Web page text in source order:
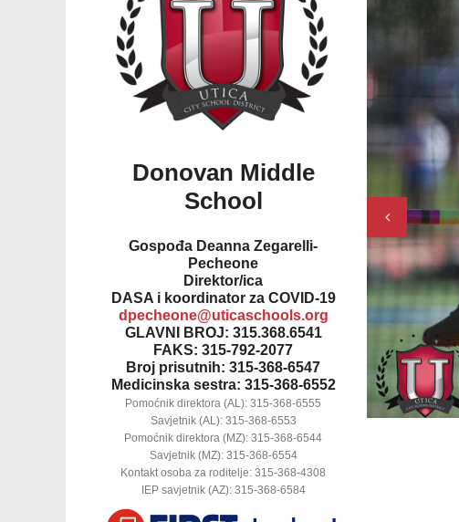
Donovan Middle
School
Gospođa Deanna Zegarelli-
Pecheone
Direktor/ica
DASA i koordinator za COVID-19
dpecheone@uticaschools.org
GLAVNI BROJ: 315.368.6541
FAKS: 315-792-2077
Broj prisutnih: 315-368-6547
Medicinska sestra: 315-368-6552
Pomoćnik direktora (AL): 315-368-6555
Savjetnik (AL): 315-368-6553
Pomoćnik direktora (MZ): 315-368-6544
Savjetnik (MZ): 315-368-6554
Kontakt osoba za roditelje: 315-368-4308
IEP savjetnik (AZ): 315-368-6584
Previous